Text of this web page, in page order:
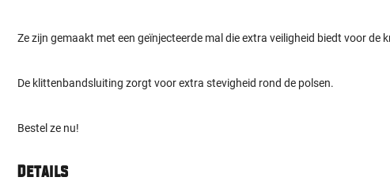
Ze zijn gemaakt met een geïnjecteerde mal die extra veiligheid biedt voor de
De klittenbandsluiting zorgt voor extra stevigheid rond de polsen.
Bestel ze nu!
Details